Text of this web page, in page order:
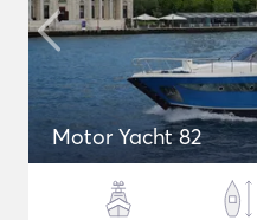
Motor Yacht 82